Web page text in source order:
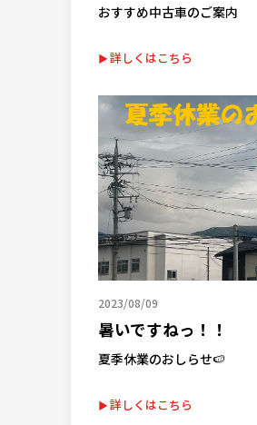
おすすめ中古車のご案内
詳しくはこちら
2023/08/09
暑いですねっ！！
夏季休業のおしらせ🍉
詳しくはこちら